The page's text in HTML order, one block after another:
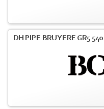
DH PIPE BRUYERE GR5